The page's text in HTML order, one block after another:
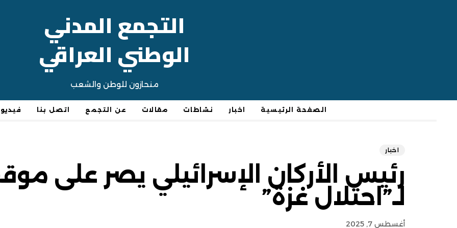
التجمع المدني
الوطني العراقي
منحازون للوطن والشعب
الصفحة الرئيسية اخبار نشاطات مقالات عن التجمع اتصل بنا
اخبار
رئيس الأركان الإسرائيلي يصر على
لـ”احتلال غزة”
أغسطس 7, 2025